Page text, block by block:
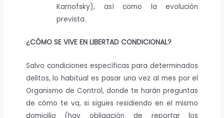
Karnofsky), así como la evolución
prevista.
¿CÓMO SE VIVE EN LIBERTAD CONDICIONAL?
Salvo condiciones específicas para determinados
delitos, lo habitual es pasar una vez al mes por el
Organismo de Control, donde te harán preguntas
de cómo te va, si sigues residiendo en el mismo
domicilio (hay obligación de reportar los